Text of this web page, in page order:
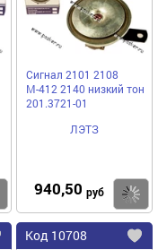
Купить
Сигнал 2101 2108
М-412 2140 низкий тон
201.3721-01
ЛЭТЗ
940,50 руб
Добавить
Код 10708